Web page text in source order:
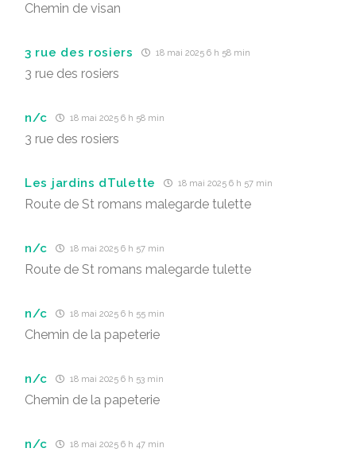
Chemin de visan
3 rue des rosiers 18 mai 2025 6 h 58 min
3 rue des rosiers
n/c 18 mai 2025 6 h 58 min
3 rue des rosiers
Les jardins dTulette 18 mai 2025 6 h 57 min
Route de St romans malegarde tulette
n/c 18 mai 2025 6 h 57 min
Route de St romans malegarde tulette
n/c 18 mai 2025 6 h 55 min
Chemin de la papeterie
n/c 18 mai 2025 6 h 53 min
Chemin de la papeterie
n/c 18 mai 2025 6 h 47 min